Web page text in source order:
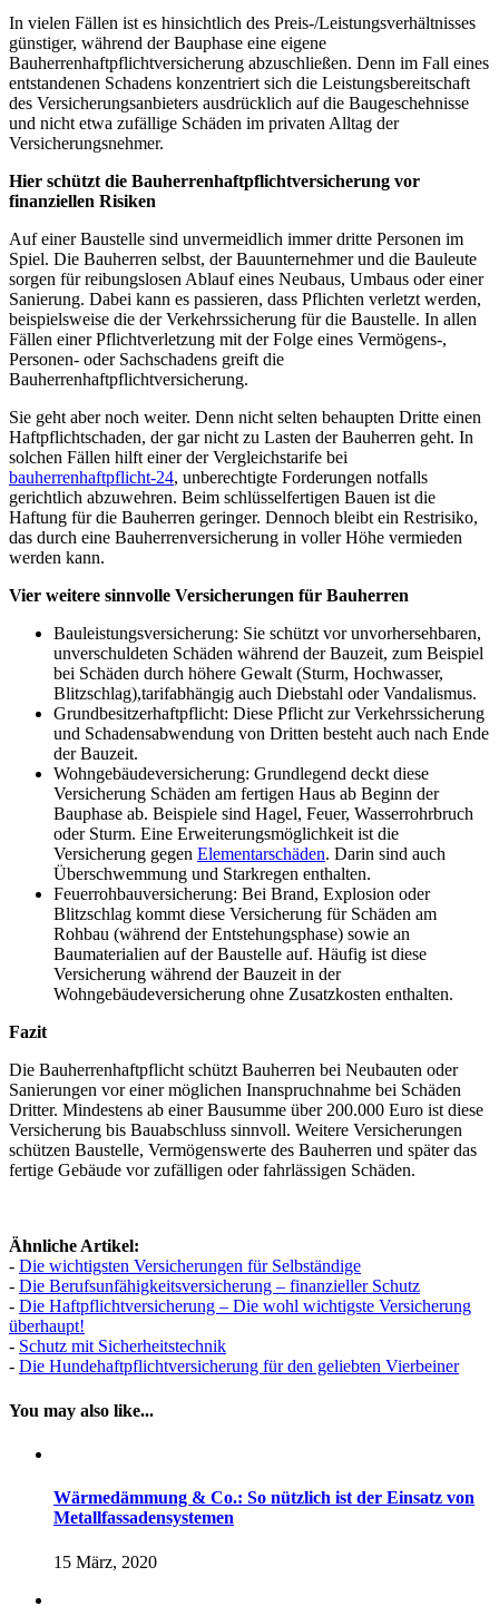
In vielen Fällen ist es hinsichtlich des Preis-/Leistungsverhältnisses
günstiger, während der Bauphase eine eigene
Bauherrenhaftpflichtversicherung abzuschließen. Denn im Fall eines
entstandenen Schadens konzentriert sich die Leistungsbereitschaft
des Versicherungsanbieters ausdrücklich auf die Baugeschehnisse
und nicht etwa zufällige Schäden im privaten Alltag der
Versicherungsnehmer.
Hier schützt die Bauherrenhaftpflichtversicherung vor
finanziellen Risiken
Auf einer Baustelle sind unvermeidlich immer dritte Personen im
Spiel. Die Bauherren selbst, der Bauunternehmer und die Bauleute
sorgen für reibungslosen Ablauf eines Neubaus, Umbaus oder einer
Sanierung. Dabei kann es passieren, dass Pflichten verletzt werden,
beispielsweise die der Verkehrssicherung für die Baustelle. In allen
Fällen einer Pflichtverletzung mit der Folge eines Vermögens-,
Personen- oder Sachschadens greift die
Bauherrenhaftpflichtversicherung.
Sie geht aber noch weiter. Denn nicht selten behaupten Dritte einen
Haftpflichtschaden, der gar nicht zu Lasten der Bauherren geht. In
solchen Fällen hilft einer der Vergleichstarife bei
bauherrenhaftpflicht-24, unberechtigte Forderungen notfalls
gerichtlich abzuwehren. Beim schlüsselfertigen Bauen ist die
Haftung für die Bauherren geringer. Dennoch bleibt ein Restrisiko,
das durch eine Bauherrenversicherung in voller Höhe vermieden
werden kann.
Vier weitere sinnvolle Versicherungen für Bauherren
Bauleistungsversicherung: Sie schützt vor unvorhersehbaren,
unverschuldeten Schäden während der Bauzeit, zum Beispiel
bei Schäden durch höhere Gewalt (Sturm, Hochwasser,
Blitzschlag),tarifabhängig auch Diebstahl oder Vandalismus.
Grundbesitzerhaftpflicht: Diese Pflicht zur Verkehrssicherung
und Schadensabwendung von Dritten besteht auch nach Ende
der Bauzeit.
Wohngebäudeversicherung: Grundlegend deckt diese
Versicherung Schäden am fertigen Haus ab Beginn der
Bauphase ab. Beispiele sind Hagel, Feuer, Wasserrohrbruch
oder Sturm. Eine Erweiterungsmöglichkeit ist die
Versicherung gegen Elementarschäden. Darin sind auch
Überschwemmung und Starkregen enthalten.
Feuerrohbauversicherung: Bei Brand, Explosion oder
Blitzschlag kommt diese Versicherung für Schäden am
Rohbau (während der Entstehungsphase) sowie an
Baumaterialien auf der Baustelle auf. Häufig ist diese
Versicherung während der Bauzeit in der
Wohngebäudeversicherung ohne Zusatzkosten enthalten.
Fazit
Die Bauherrenhaftpflicht schützt Bauherren bei Neubauten oder
Sanierungen vor einer möglichen Inanspruchnahme bei Schäden
Dritter. Mindestens ab einer Bausumme über 200.000 Euro ist diese
Versicherung bis Bauabschluss sinnvoll. Weitere Versicherungen
schützen Baustelle, Vermögenswerte des Bauherren und später das
fertige Gebäude vor zufälligen oder fahrlässigen Schäden.
Ähnliche Artikel:
- Die wichtigsten Versicherungen für Selbständige
- Die Berufsunfähigkeitsversicherung – finanzieller Schutz
- Die Haftpflichtversicherung – Die wohl wichtigste Versicherung
überhaupt!
- Schutz mit Sicherheitstechnik
- Die Hundehaftpflichtversicherung für den geliebten Vierbeiner
You may also like...
Wärmedämmung & Co.: So nützlich ist der Einsatz von
Metallfassadensystemen
15 März, 2020